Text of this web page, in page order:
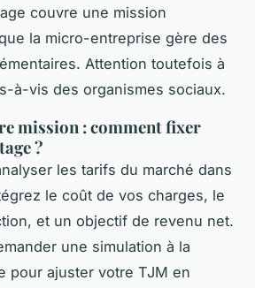
couvre une mission
la micro-entreprise gère des
Attention toutefois à
à-vis des organismes sociaux.
mission : comment fixer
?
les tarifs du marché dans
le coût de vos charges, le
et un objectif de revenu net.
une simulation à la
pour ajuster votre TJM en